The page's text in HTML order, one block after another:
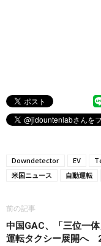
Downdetector EV
米国ニュース
自動運転
前の記事
中国GAC、「三位一
運転タクシー展開へ